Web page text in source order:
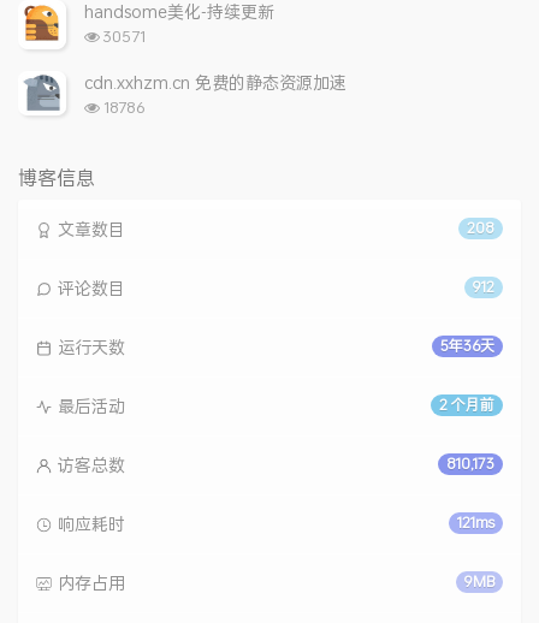
次
数:
handsome美化-持续更新
浏
次
数:
30571
cdn.xxhzm.cn 免费的静态资源加速
浏
18786
博客信息
208
文章数目
912
评论数目
5年36天
运行天数
2 个月前
最后活动
810,173
访客总数
121ms
响应耗时
9MB
内存占用